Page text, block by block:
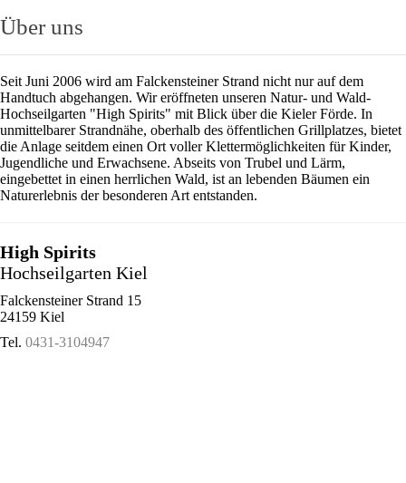
Über uns
Seit Juni 2006 wird am Falckensteiner Strand nicht nur auf dem
Handtuch abgehangen. Wir eröffneten unseren Natur- und Wald-
Hochseilgarten "High Spirits" mit Blick über die Kieler Förde. In
unmittelbarer Strandnähe, oberhalb des öffentlichen Grillplatzes, bietet
die Anlage seitdem einen Ort voller Klettermöglichkeiten für Kinder,
Jugendliche und Erwachsene. Abseits von Trubel und Lärm,
eingebettet in einen herrlichen Wald, ist an lebenden Bäumen ein
Naturerlebnis der besonderen Art entstanden.
High Spirits
Hochseilgarten Kiel
Falckensteiner Strand 15
24159 Kiel
Tel. 0431-3104947